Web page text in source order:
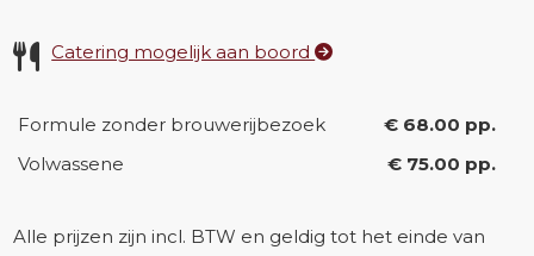
Catering mogelijk aan boord
Formule zonder brouwerijbezoek
€ 68.00 pp.
Volwassene
€ 75.00 pp.
Alle prijzen zijn incl. BTW en geldig tot het einde van